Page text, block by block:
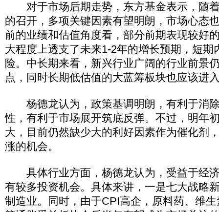
对于市场后期走势，东方基金表示，随
的召开，多项关键因素有望明朗，市场心态
前的业绩和估值角度看，部分前期表现较好
大程度上透支了未来1-2年的增长预期，短期
险。中长期来看，新兴行业广阔的行业前景
点，同时长期低估值的大蓝筹板块也应该进
杨德龙认为，政策基调明朗，有利于消
性，有利于市场展开筑底反弹。不过，明年
大，目前仍然缺少大的利好因素作为催化剂
涨的机会。
具体行业方面，杨德龙认为，受益于经
有较多投资机会。具体来讲，一是七大战略
制造业。同时，由于CPI高企，原料药、维